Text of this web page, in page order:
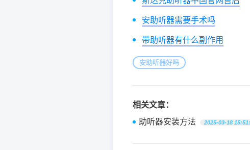
安助听器需要手术吗
带助听器有什么副作用
安助听器好吗
相关文章：
助听器安装方法
2025-03-18